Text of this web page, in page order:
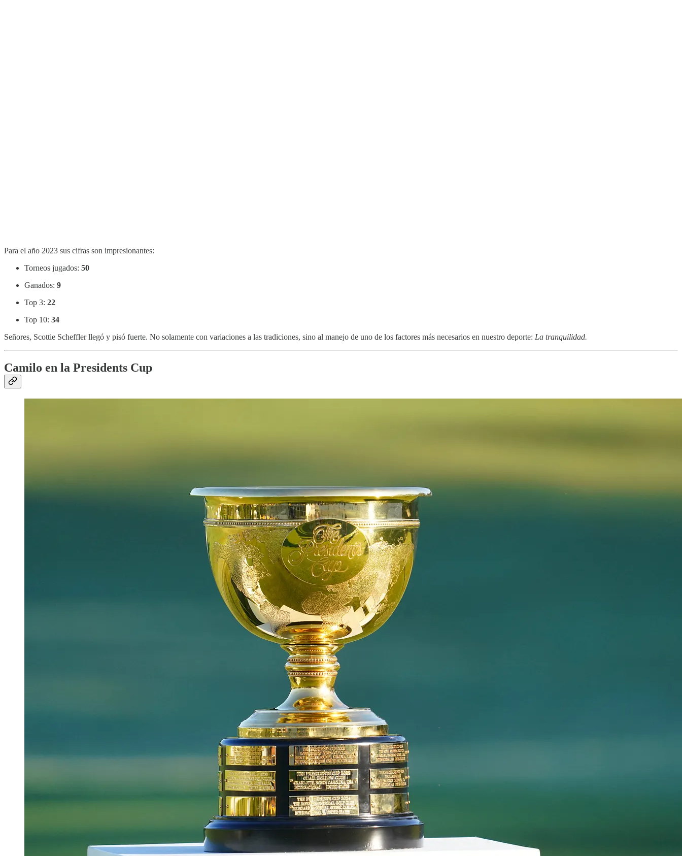
Para el año 2023 sus cifras son impresionantes:
Torneos jugados: 50
Ganados: 9
Top 3: 22
Top 10: 34
Señores, Scottie Scheffler llegó y pisó fuerte. No solamente con variaciones a las tradiciones, sino al manejo de uno de los factores más necesarios en nuestro deporte: La tranquilidad.
Camilo en la Presidents Cup